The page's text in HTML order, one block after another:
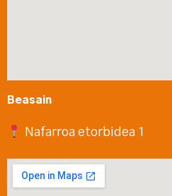
Beasain
Nafarroa etorbidea 1